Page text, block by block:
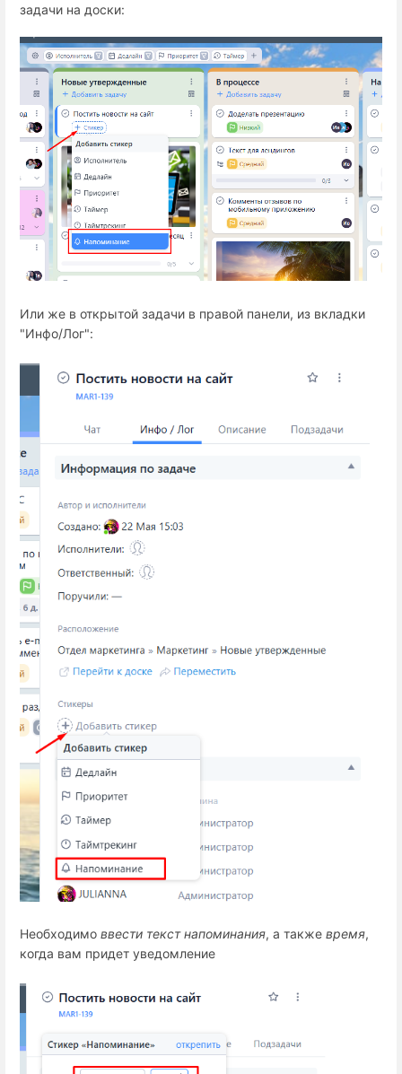
задачи на доски:
Или же в открытой задачи в правой панели, из вкладки
"Инфо/Лог":
Необходимо ввести текст напоминания, а также время,
когда вам придет уведомление